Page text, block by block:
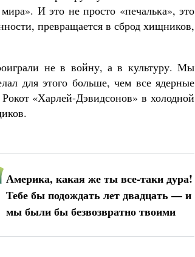
И это не просто «печалька», это
превращается в сброд хищников,
не в войну, а в культуру. Мы
для этого больше, чем все ядерные
«Харлей-Дэвидсонов» в холодной
Америка, какая же ты все-таки дура!
Тебе бы подождать лет двадцать — и
мы были бы безвозвратно твоими